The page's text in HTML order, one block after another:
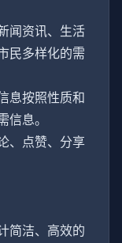
闻资讯、生活
民多样化的需
息按照性质和
息。
、点赞、分享
简洁、高效的